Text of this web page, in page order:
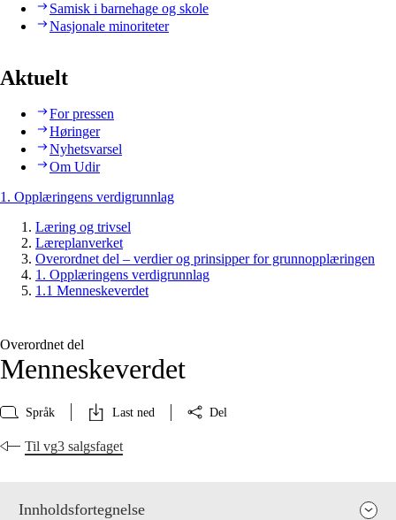
Samisk i barnehage og skole
Nasjonale minoriteter
Aktuelt
For pressen
Høringer
Nyhetsvarsel
Om Udir
1. Opplæringens verdigrunnlag
Læring og trivsel
Læreplanverket
Overordnet del – verdier og prinsipper for grunnopplæringen
1. Opplæringens verdigrunnlag
1.1 Menneskeverdet
Overordnet del
Menneskeverdet
Språk Last ned Del
Til vg3 salgsfaget
Innholdsfortegnelse